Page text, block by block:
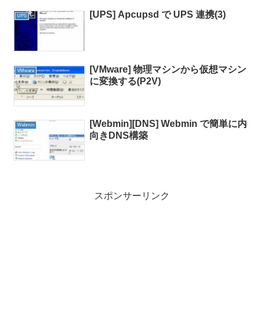
UPS [UPS] Apcupsd で UPS 連携(3)
VMware
[VMware] 物理マシンから仮想マシン
に変換する(P2V)
Webmin
[Webmin][DNS] Webmin で簡単に内
向きDNS構築
スポンサーリンク